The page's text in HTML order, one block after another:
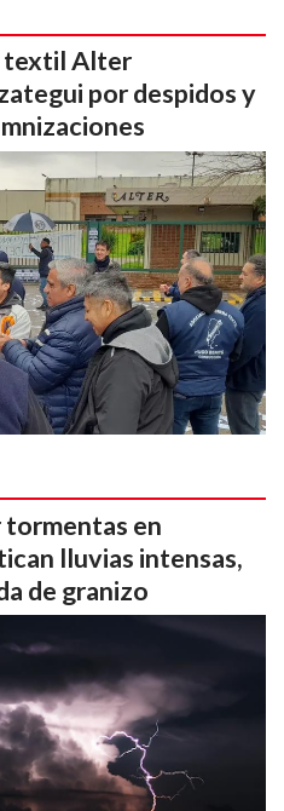
textil Alter
por despidos y
en
lluvias intensas,
de granizo